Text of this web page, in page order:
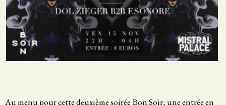
Au menu pour cette deuxième soirée Bon.Soir, une entrée en